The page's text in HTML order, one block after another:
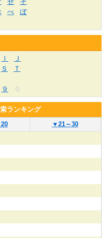
べ
ぼ
Ｉ
Ｊ
Ｓ
Ｔ
９ ０
ランキング
▼ 21～30